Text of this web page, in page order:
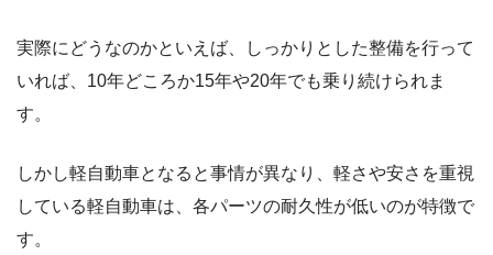
実際にどうなのかといえば、しっかりとした整備を行って
いれば、10年どころか15年や20年でも乗り続けられま
す。
しかし軽自動車となると事情が異なり、軽さや安さを重視
している軽自動車は、各パーツの耐久性が低いのが特徴で
す。